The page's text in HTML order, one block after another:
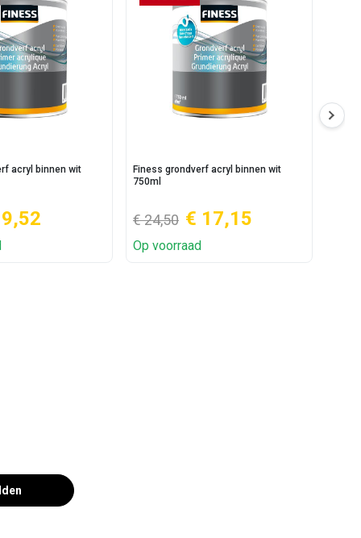
acryl binnen wit
Finess grondverf acryl binnen wit
750ml
€ 24,50 € 17,15
Op voorraad